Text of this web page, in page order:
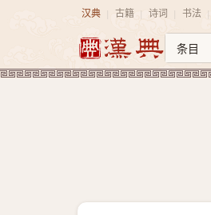
汉典 古籍 诗词 书法